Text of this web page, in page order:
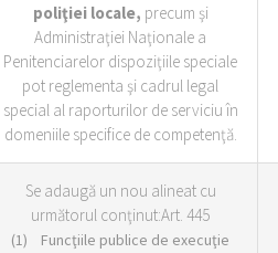
poliţiei locale, precum şi
Administraţiei Naţionale a
Penitenciarelor dispoziţiile speciale
pot reglementa şi cadrul legal
special al raporturilor de serviciu în
domeniile specifice de competenţă.
Se adaugă un nou alineat cu
următorul conţinut:Art. 445
(1) Funcţiile publice de execuţie